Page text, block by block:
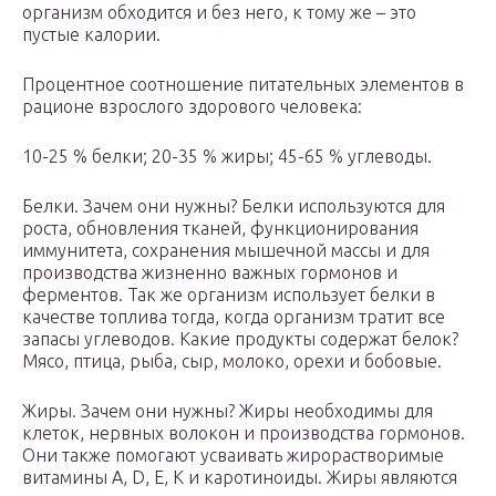
организм обходится и без него, к тому же – это
пустые калории.
Процентное соотношение питательных элементов в
рационе взрослого здорового человека:
10-25 % белки; 20-35 % жиры; 45-65 % углеводы.
Белки. Зачем они нужны? Белки используются для
роста, обновления тканей, функционирования
иммунитета, сохранения мышечной массы и для
производства жизненно важных гормонов и
ферментов. Так же организм использует белки в
качестве топлива тогда, когда организм тратит все
запасы углеводов. Какие продукты содержат белок?
Мясо, птица, рыба, сыр, молоко, орехи и бобовые.
Жиры. Зачем они нужны? Жиры необходимы для
клеток, нервных волокон и производства гормонов.
Они также помогают усваивать жирорастворимые
витамины А, D, Е, К и каротиноиды. Жиры являются